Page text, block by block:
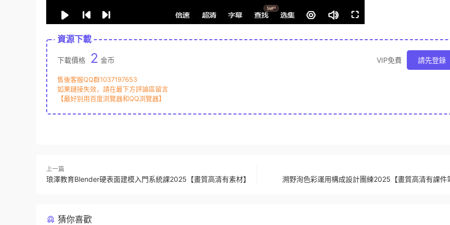
資源下載
下載價格 2 金币 VIP免費 請先登錄
售後客服QQ群1037197653
如果鏈接失效，請在最下方評論區留言
【最好别用百度浏覽器和QQ浏覽器】
上一篇
琅澤教育Blender硬表面建模入門系統課2025【畫質高清有素材】 溯野洵色彩運用構成設計團練2025【畫質高清有課件
猜你喜歡